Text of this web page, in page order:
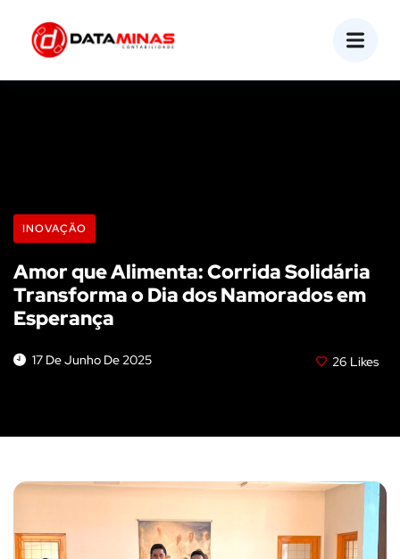
INOVAÇÃO
Amor que Alimenta: Corrida Solidária
Transforma o Dia dos Namorados em
Esperança
17 De Junho De 2025 26 Likes